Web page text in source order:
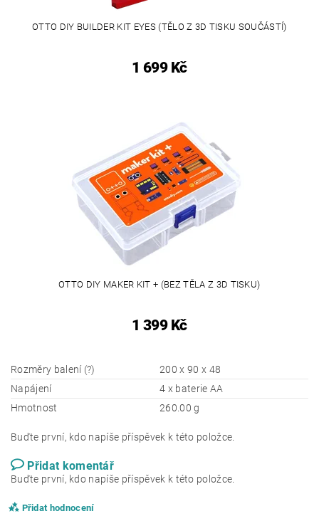
OTTO DIY BUILDER KIT EYES (TĚLO Z 3D TISKU SOUČÁSTÍ)
1 699 Kč
OTTO DIY MAKER KIT + (BEZ TĚLA Z 3D TISKU)
1 399 Kč
Rozměry balení (?)
200 x 90 x 48
Napájení
4 x baterie AA
Hmotnost
260.00 g
Buďte první, kdo napíše příspěvek k této položce.
Přidat komentář
Buďte první, kdo napíše příspěvek k této položce.
Přidat hodnocení